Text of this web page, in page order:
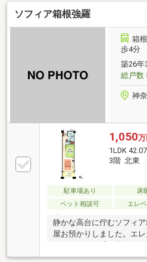
す●Ｃ棟とは地下通路でつ
露天(使用料無料)：常時
く） ●サウナ(使用料無
（清掃時間を除く）、土
掃時間を除く） トップ
ソフィア箱根強羅
箱
歩4分
築26年
総戸数
神
1,050万
1LDK
3階 北東
駐車場あり 床
ペット相談可
エレ
静かな高台に佇むソフィ
屋お預かりしました。エ
類の大浴場、ペット可で